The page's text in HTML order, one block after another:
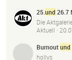
25.und 26.7
Die
Aktuell ·
Burnoutund
hollys